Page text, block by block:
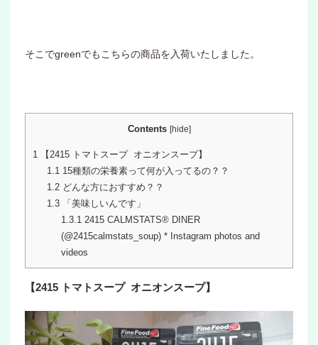
そこでgreenでもこちらの商品を入荷いたしました。
Contents [hide]
1 【2415 トマトスープ オニオンスープ】
1.115種類の栄養素って何が入ってるの？？
1.2どんな方におすすめ？？
1.3「美味しいんです」
1.3.12415 CALMSTATS®︎ DINER
(@2415calmstats_soup) * Instagram photos and
videos
【2415 トマトスープ オニオンスープ】